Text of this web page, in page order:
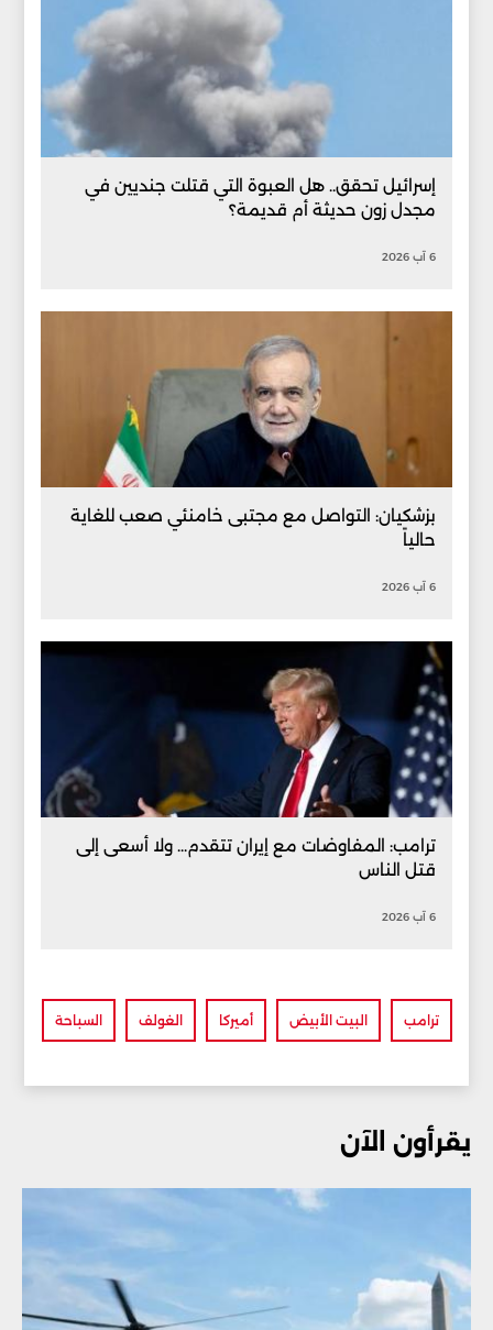
إسرائيل تحقق.. هل العبوة التي قتلت جنديين في
مجدل زون حديثة أم قديمة؟
6 آب 2026
بزشكيان: التواصل مع مجتبى خامنئي صعب للغاية
حالياً
6 آب 2026
ترامب: المفاوضات مع إيران تتقدم... ولا أسعى إلى
قتل الناس
6 آب 2026
ترامب البيت الأبيض أميركا الغولف السباحة
يقرأون الآن